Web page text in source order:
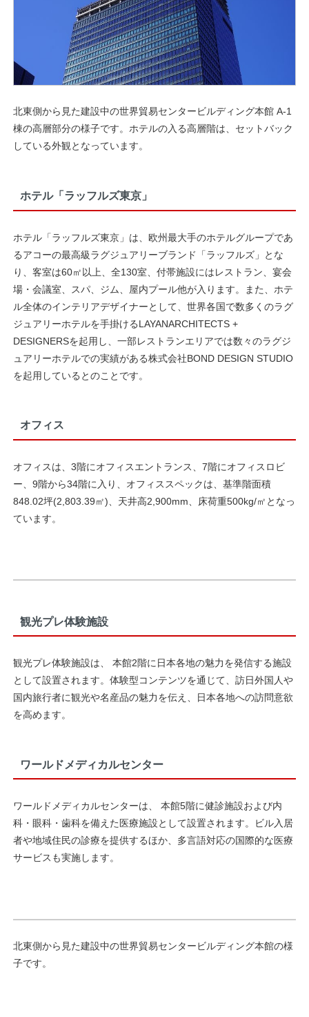
北東側から見た建設中の世界貿易センタービルディング本館 A-1
棟の高層部分の様子です。ホテルの入る高層階は、セットバック
している外観となっています。
ホテル「ラッフルズ東京」
ホテル「ラッフルズ東京」は、欧州最大手のホテルグループであ
るアコーの最高級ラグジュアリーブランド「ラッフルズ」とな
り、客室は60㎡以上、全130室、付帯施設にはレストラン、宴会
場・会議室、スパ、ジム、屋内プール他が入ります。また、ホテ
ル全体のインテリアデザイナーとして、世界各国で数多くのラグ
ジュアリーホテルを手掛けるLAYANARCHITECTS +
DESIGNERSを起用し、一部レストランエリアでは数々のラグジ
ュアリーホテルでの実績がある株式会社BOND DESIGN STUDIO
を起用しているとのことです。
オフィス
オフィスは、3階にオフィスエントランス、7階にオフィスロビ
ー、9階から34階に入り、オフィススペックは、基準階面積
848.02坪(2,803.39㎡)、天井高2,900mm、床荷重500kg/㎡となっ
ています。
観光プレ体験施設
観光プレ体験施設は、 本館2階に日本各地の魅力を発信する施設
として設置されます。体験型コンテンツを通じて、訪日外国人や
国内旅行者に観光や名産品の魅力を伝え、日本各地への訪問意欲
を高めます。
ワールドメディカルセンター
ワールドメディカルセンターは、 本館5階に健診施設および内
科・眼科・歯科を備えた医療施設として設置されます。ビル入居
者や地域住民の診療を提供するほか、多言語対応の国際的な医療
サービスも実施します。
北東側から見た建設中の世界貿易センタービルディング本館の様
子です。